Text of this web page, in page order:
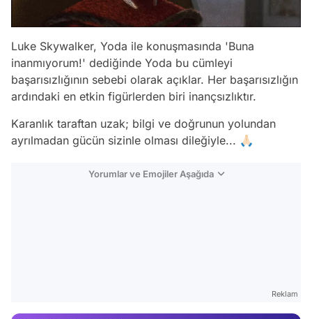
Luke Skywalker, Yoda ile konuşmasında 'Buna
inanmıyorum!' dediğinde Yoda bu cümleyi
başarısızlığının sebebi olarak açıklar. Her başarısızlığın
ardındaki en etkin figürlerden biri inançsızlıktır.
Karanlık taraftan uzak; bilgi ve doğrunun yolundan
ayrılmadan gücün sizinle olması dileğiyle... 🙏🏻
Yorumlar ve Emojiler Aşağıda
Reklam